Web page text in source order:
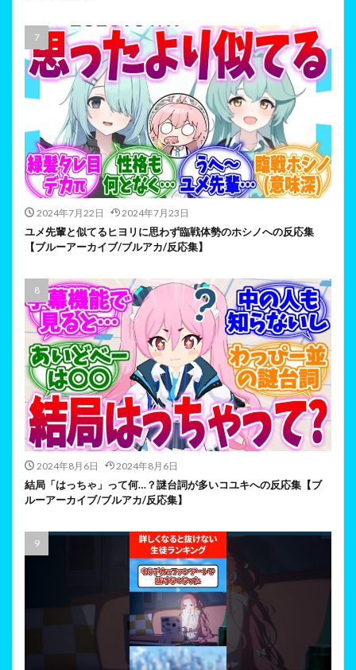
2024年7月22日 2024年7月23日
ユメ先輩と似てるヒヨリに思わず臨戦体勢のホシノへの反応集
【ブルーアーカイブ/ブルアカ/反応集】
2024年8月6日 2024年8月6日
結局「はっちゃ」って何…？謎台詞が多いコユキへの反応集【ブ
ルーアーカイブ/ブルアカ/反応集】